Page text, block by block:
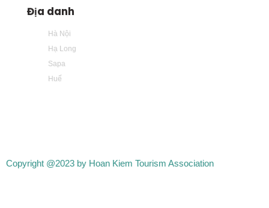
Địa danh
Hà Nội
Hạ Long
Sapa
Huế
Copyright @2023 by Hoan Kiem Tourism Association